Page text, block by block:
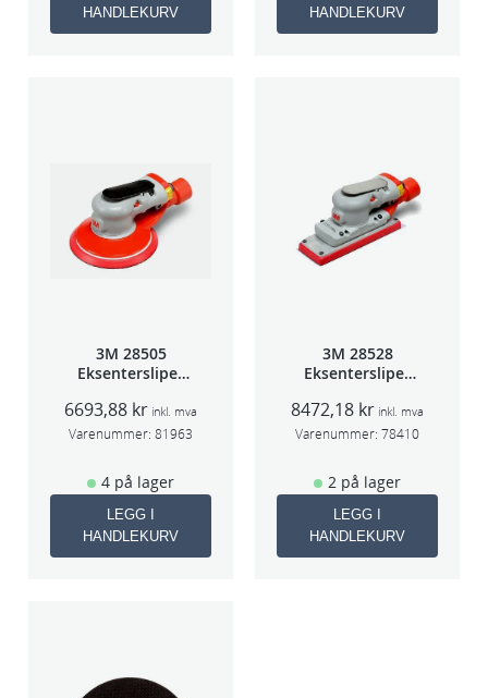
HANDLEKURV
HANDLEKURV
3M 28505
Eksentersliper
2,5mm slag
75mm
6693,88 kr inkl. mva
Varenummer: 81963
4 på lager
LEGG I
HANDLEKURV
3M 28528
Eksentersliper
3mm slag
70×198
8472,18 kr inkl. mva
Varenummer: 78410
2 på lager
LEGG I
HANDLEKURV